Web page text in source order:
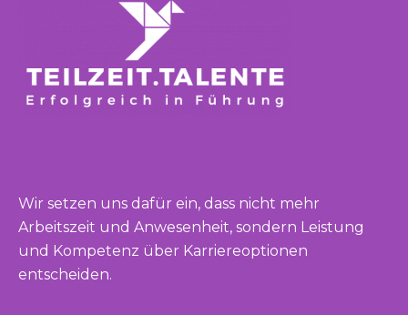
Wir setzen uns dafür ein, dass nicht mehr
Arbeitszeit und Anwesenheit, sondern Leistung
und Kompetenz über Karriereoptionen
entscheiden.